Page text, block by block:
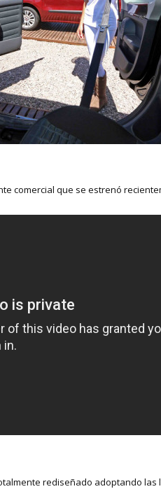
comercial que se estrenó
rediseñado adoptando las